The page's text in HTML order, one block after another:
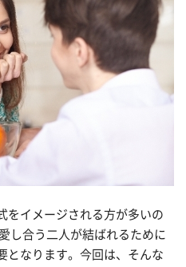
をイメージされる方が多いの
し合う二人が結ばれるために
となります。今回は、そんな